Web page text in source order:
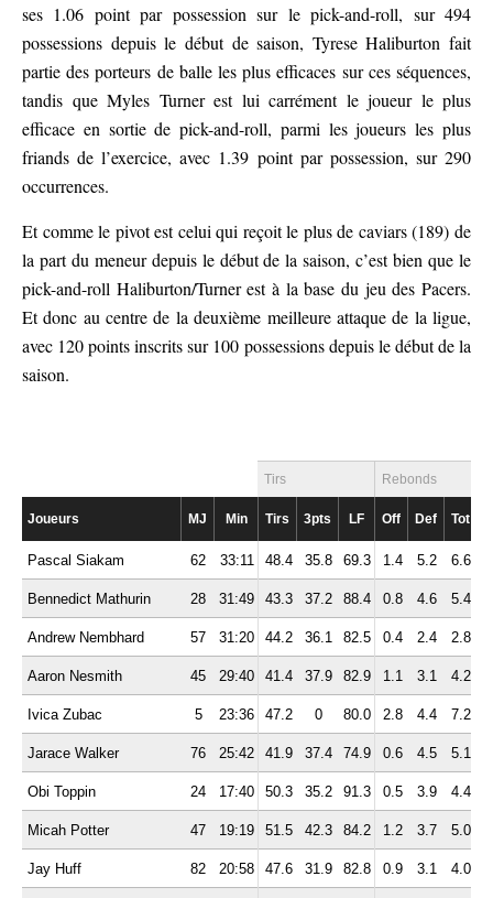
ses 1.06 point par possession sur le pick-and-roll, sur 494
possessions depuis le début de saison, Tyrese Haliburton fait
partie des porteurs de balle les plus efficaces sur ces séquences,
tandis que Myles Turner est lui carrément le joueur le plus
efficace en sortie de pick-and-roll, parmi les joueurs les plus
friands de l’exercice, avec 1.39 point par possession, sur 290
occurrences.
Et comme le pivot est celui qui reçoit le plus de caviars (189) de
la part du meneur depuis le début de la saison, c’est bien que le
pick-and-roll Haliburton/Turner est à la base du jeu des Pacers.
Et donc au centre de la deuxième meilleure attaque de la ligue,
avec 120 points inscrits sur 100 possessions depuis le début de la
saison.
Tirs Rebonds
Joueurs MJ Min Tirs 3pts LF Off Def Tot
Pascal Siakam 62 33:11 48.4 35.8 69.3 1.4 5.2 6.6
Bennedict Mathurin 28 31:49 43.3 37.2 88.4 0.8 4.6 5.4
Andrew Nembhard 57 31:20 44.2 36.1 82.5 0.4 2.4 2.8
Aaron Nesmith 45 29:40 41.4 37.9 82.9 1.1 3.1 4.2
Ivica Zubac 5 23:36 47.2 0 80.0 2.8 4.4 7.2
Jarace Walker 76 25:42 41.9 37.4 74.9 0.6 4.5 5.1
Obi Toppin 24 17:40 50.3 35.2 91.3 0.5 3.9 4.4
Micah Potter 47 19:19 51.5 42.3 84.2 1.2 3.7 5.0
Jay Huff 82 20:58 47.6 31.9 82.8 0.9 3.1 4.0